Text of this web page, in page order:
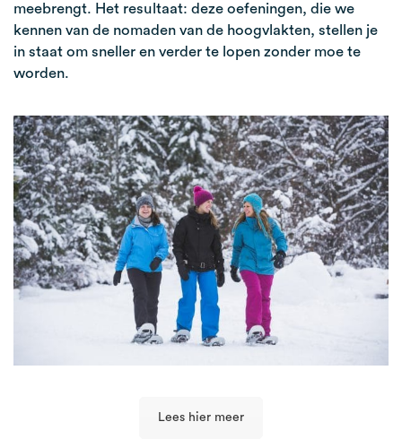
meebrengt. Het resultaat: deze oefeningen, die we
kennen van de nomaden van de hoogvlakten, stellen je
in staat om sneller en verder te lopen zonder moe te
worden.
Lees hier meer